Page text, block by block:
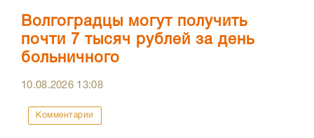
Волгоградцы могут получить
почти 7 тысяч рублей за день
больничного
10.08.2026 13:08
Комментарии